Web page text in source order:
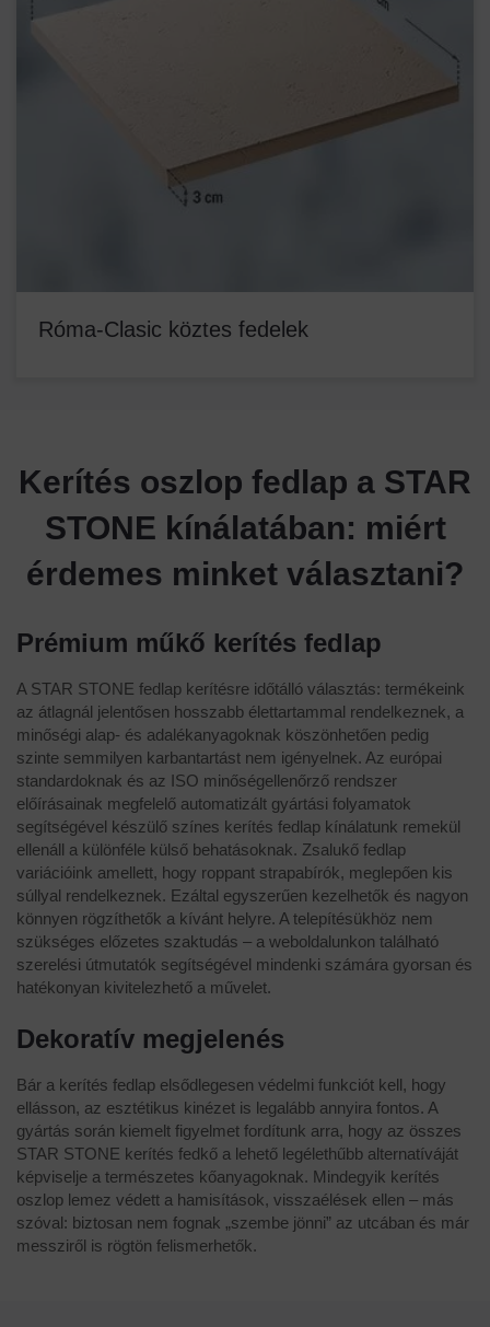
Róma-Clasic köztes fedelek
Kerítés oszlop fedlap a STAR
STONE kínálatában: miért
érdemes minket választani?
Prémium műkő kerítés fedlap
A STAR STONE fedlap kerítésre időtálló választás: termékeink
az átlagnál jelentősen hosszabb élettartammal rendelkeznek, a
minőségi alap- és adalékanyagoknak köszönhetően pedig
szinte semmilyen karbantartást nem igényelnek. Az európai
standardoknak és az ISO minőségellenőrző rendszer
előírásainak megfelelő automatizált gyártási folyamatok
segítségével készülő színes kerítés fedlap kínálatunk remekül
ellenáll a különféle külső behatásoknak. Zsalukő fedlap
variációink amellett, hogy roppant strapabírók, meglepően kis
súllyal rendelkeznek. Ezáltal egyszerűen kezelhetők és nagyon
könnyen rögzíthetők a kívánt helyre. A telepítésükhöz nem
szükséges előzetes szaktudás – a weboldalunkon található
szerelési útmutatók segítségével mindenki számára gyorsan és
hatékonyan kivitelezhető a művelet.
Dekoratív megjelenés
Bár a kerítés fedlap elsődlegesen védelmi funkciót kell, hogy
ellásson, az esztétikus kinézet is legalább annyira fontos. A
gyártás során kiemelt figyelmet fordítunk arra, hogy az összes
STAR STONE kerítés fedkő a lehető legélethűbb alternatíváját
képviselje a természetes kőanyagoknak. Mindegyik kerítés
oszlop lemez védett a hamisítások, visszaélések ellen – más
szóval: biztosan nem fognak „szembe jönni” az utcában és már
messziről is rögtön felismerhetők.